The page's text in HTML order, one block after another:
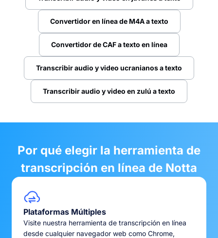
Convertidor en línea de M4A a texto
Convertidor de CAF a texto en línea
Transcribir audio y video ucranianos a texto
Transcribir audio y video en zulú a texto
Por qué elegir la herramienta de
transcripción en línea de Notta
Plataformas Múltiples
Visite nuestra herramienta de transcripción en línea
desde cualquier navegador web como Chrome,